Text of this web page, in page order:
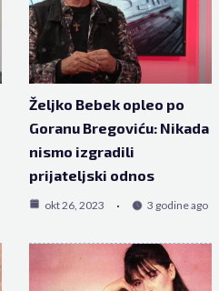
Željko Bebek opleo po
Goranu Bregoviću: Nikada
nismo izgradili
prijateljski odnos
okt 26, 2023 3 godine ago